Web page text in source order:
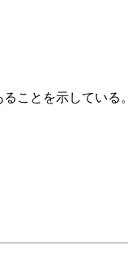
ことを示している。